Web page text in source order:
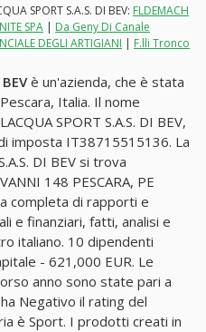
SPORT S.A.S. DI BEV: FLDEMACH
SPA | Da Geny Di Canale
DEGLI ARTIGIANI | F.lli Tronco
è un'azienda, che è stata
Italia. Il nome
SPORT S.A.S. DI BEV,
imposta IT38715515136. La
DI BEV si trova
148 PESCARA, PE
completa di rapporti e
e finanziari, fatti, analisi e
italiano. 10 dipendenti
- 621,000 EUR. Le
anno sono state pari a
Negativo il rating del
è Sport. I prodotti creati in